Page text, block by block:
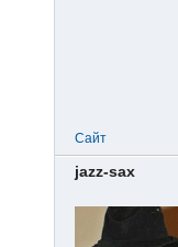
Сайт
jazz-sax